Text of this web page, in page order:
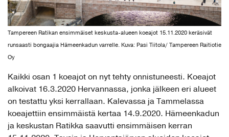
Tampereen Ratikan ensimmäiset keskusta-alueen koeajot 15.11.2020 keräsivät
runsaasti bongaajia Hämeenkadun varrelle. Kuva: Pasi Tiitola/ Tampereen Raitiotie
Oy
Kaikki osan 1 koeajot on nyt tehty onnistuneesti. Koeajot
alkoivat 16.3.2020 Hervannassa, jonka jälkeen eri alueet
on testattu yksi kerrallaan. Kalevassa ja Tammelassa
koeajettiin ensimmäistä kertaa 14.9.2020. Hämeenkadun
ja keskustan Ratikka saavutti ensimmäisen kerran